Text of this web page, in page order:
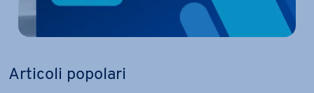
Articoli popolari